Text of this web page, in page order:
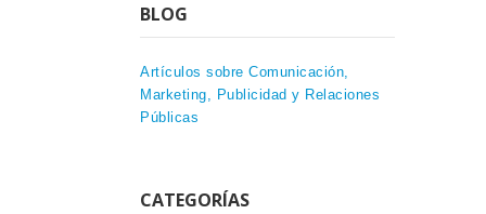
BLOG
Artículos sobre Comunicación,
Marketing, Publicidad y Relaciones
Públicas
CATEGORÍAS